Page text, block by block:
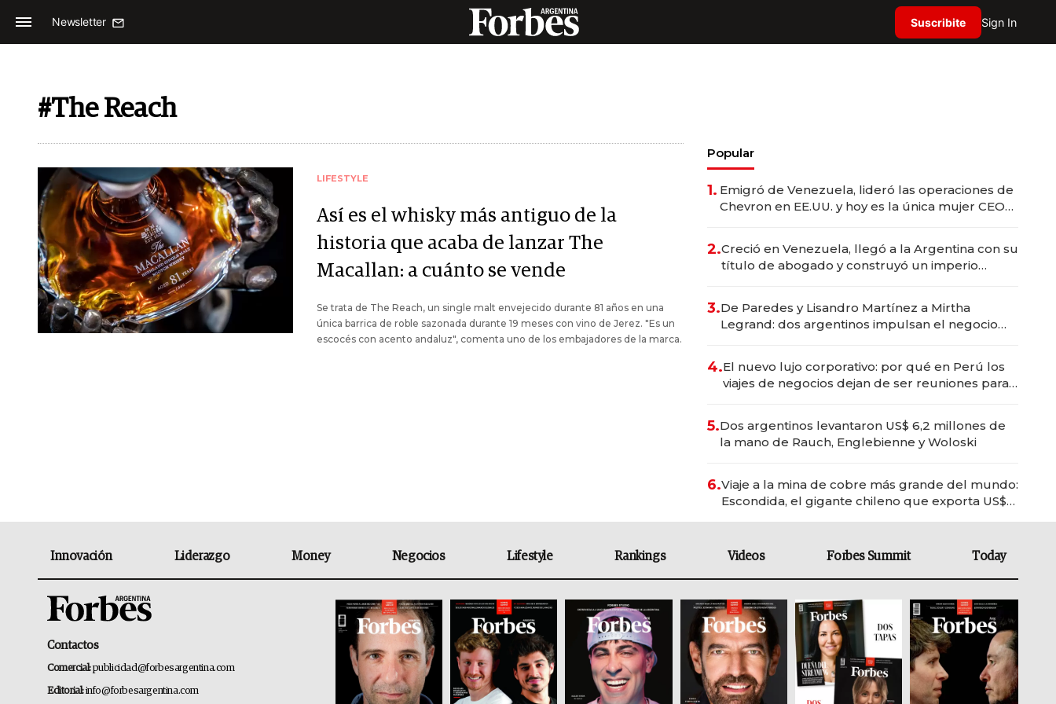
Newsletter Suscribite Sign In
#The Reach
LIFESTYLE
Así es el whisky más antiguo de la
historia que acaba de lanzar The
Macallan: a cuánto se vende
Se trata de The Reach, un single malt envejecido durante 81 años en una
única barrica de roble sazonada durante 19 meses con vino de Jerez. "Es un
escocés con acento andaluz", comenta uno de los embajadores de la marca.
Popular
1. Emigró de Venezuela, lideró las operaciones de
Chevron en EE.UU. y hoy es la única mujer CEO
2.Creció en Venezuela, llegó a la Argentina con su
título de abogado y construyó un imperio
3.De Paredes y Lisandro Martínez a Mirtha
Legrand: dos argentinos impulsan el negocio
4.El nuevo lujo corporativo: por qué en Perú los
viajes de negocios dejan de ser reuniones para
5.Dos argentinos levantaron US$ 6,2 millones de
la mano de Rauch, Englebienne y Woloski
6.Viaje a la mina de cobre más grande del mundo:
Escondida, el gigante chileno que exporta US$
Innovación Liderazgo Money Negocios Lifestyle Rankings Videos Forbes Summit Today
Contactos
Comercial:publicidad@forbesargentina.com
Editorial:info@forbesargentina.com